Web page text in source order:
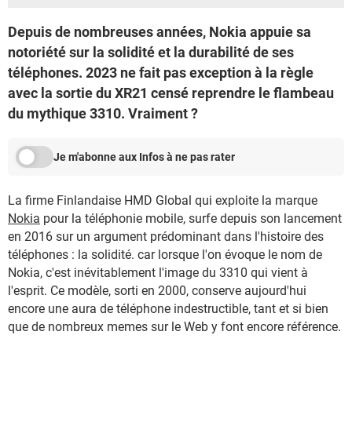
Depuis de nombreuses années, Nokia appuie sa
notoriété sur la solidité et la durabilité de ses
téléphones. 2023 ne fait pas exception à la règle
avec la sortie du XR21 censé reprendre le flambeau
du mythique 3310. Vraiment ?
Je m'abonne aux Infos à ne pas rater
La firme Finlandaise HMD Global qui exploite la marque
Nokia pour la téléphonie mobile, surfe depuis son lancement
en 2016 sur un argument prédominant dans l'histoire des
téléphones : la solidité. car lorsque l'on évoque le nom de
Nokia, c'est inévitablement l'image du 3310 qui vient à
l'esprit. Ce modèle, sorti en 2000, conserve aujourd'hui
encore une aura de téléphone indestructible, tant et si bien
que de nombreux memes sur le Web y font encore référence.